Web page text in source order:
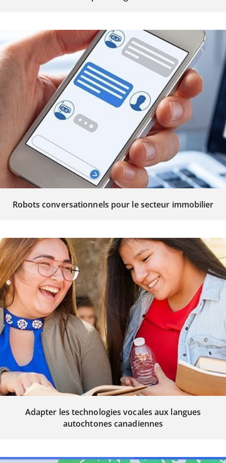
Robots conversationnels pour le secteur immobilier
Adapter les technologies vocales aux langues
autochtones canadiennes